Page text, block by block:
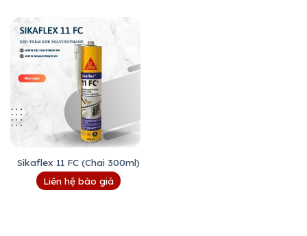
Sikaflex 11 FC (Chai 300ml)
Liên hệ báo giá